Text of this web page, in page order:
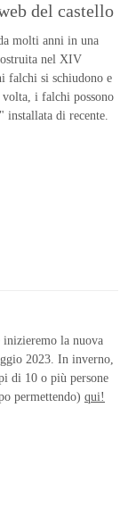
del castello
molti anni in una
nel XIV
falchi si schiudono e
i falchi possono
installata di recente.
inizieremo la nuova
2023. In inverno,
di 10 o più persone
permettendo) qui!